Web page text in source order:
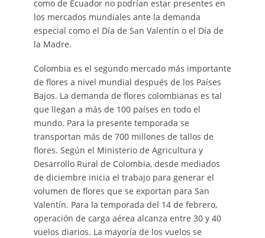
como de Ecuador no podrían estar presentes en
los mercados mundiales ante la demanda
especial como el Día de San Valentín o el Día de
la Madre.
Colombia es el segundo mercado más importante
de flores a nivel mundial después de los Países
Bajos. La demanda de flores colombianas es tal
que llegan a más de 100 países en todo el
mundo. Para la presente temporada se
transportan más de 700 millones de tallos de
flores. Según el Ministerio de Agricultura y
Desarrollo Rural de Colombia, desde mediados
de diciembre inicia el trabajo para generar el
volumen de flores que se exportan para San
Valentín. Para la temporada del 14 de febrero,
operación de carga aérea alcanza entre 30 y 40
vuelos diarios. La mayoría de los vuelos se